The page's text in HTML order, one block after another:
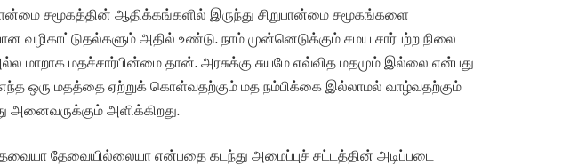
சமூகத்தின் ஆதிக்கங்களில் இருந்து சிறுபான்மை சமூகங்களை
வழிகாட்டுதல்களும் அதில் உண்டு. நாம் முன்னெடுக்கும் சமய சார்பற்ற நிலை
அல்ல மாறாக மதச்சார்பின்மை தான். அரசுக்கு சுயமே எவ்வித மதமும் இல்லை என்பது
ஒரு மதத்தை ஏற்றுக் கொள்வதற்கும் மத நம்பிக்கை இல்லாமல் வாழ்வதற்கும்
அளிக்கிறது.
தேவையில்லையா என்பதை கடந்து அமைப்புச் சட்டத்தின் அடிப்படை